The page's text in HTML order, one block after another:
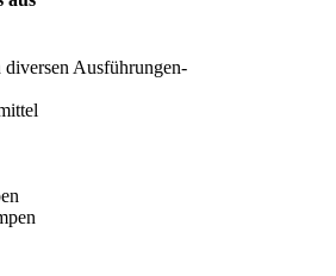
Ausführungen-